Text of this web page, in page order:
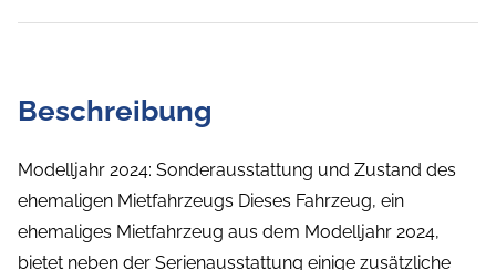
Beschreibung
Modelljahr 2024: Sonderausstattung und Zustand des
ehemaligen Mietfahrzeugs Dieses Fahrzeug, ein
ehemaliges Mietfahrzeug aus dem Modelljahr 2024,
bietet neben der Serienausstattung einige zusätzliche